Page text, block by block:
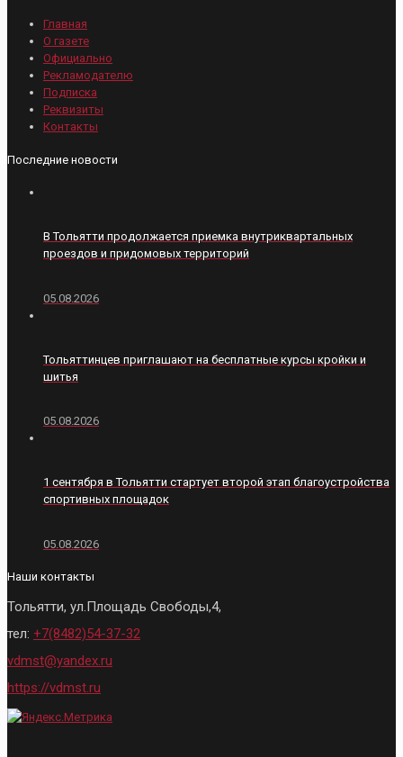
Главная
О газете
Официально
Рекламодателю
Подписка
Реквизиты
Контакты
Последние новости
В Тольятти продолжается приемка внутриквартальных
проездов и придомовых территорий
05.08.2026
Тольяттинцев приглашают на бесплатные курсы кройки и
шитья
05.08.2026
1 сентября в Тольятти стартует второй этап благоустройства
спортивных площадок
05.08.2026
Наши контакты
Тольятти, ул.Площадь Свободы,4,
тел: +7(8482)54-37-32
vdmst@yandex.ru
https://vdmst.ru